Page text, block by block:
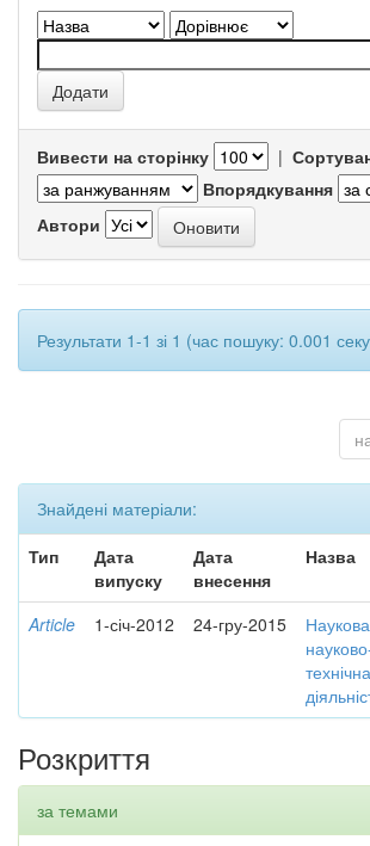
Вивести на сторінку |
Впорядкування
Автори
Результати 1-1 зі 1 (час пошуку: 0.001
Знайдені матеріали:
Тип
Дата
випуску
Дата
внесення
Назва
Article 1-січ-2012 24-гру-2015
технічна
Розкриття
за темами